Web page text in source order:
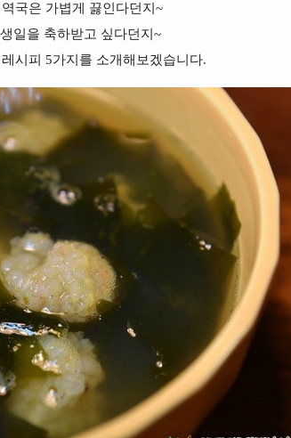
국은 가볍게 끓인다던지~
일을 축하받고 싶다던지~
시피 5가지를 소개해보겠습니다.